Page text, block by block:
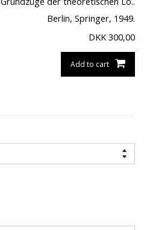
Berlin, Springer, 1949.
DKK 300,00
Add to cart